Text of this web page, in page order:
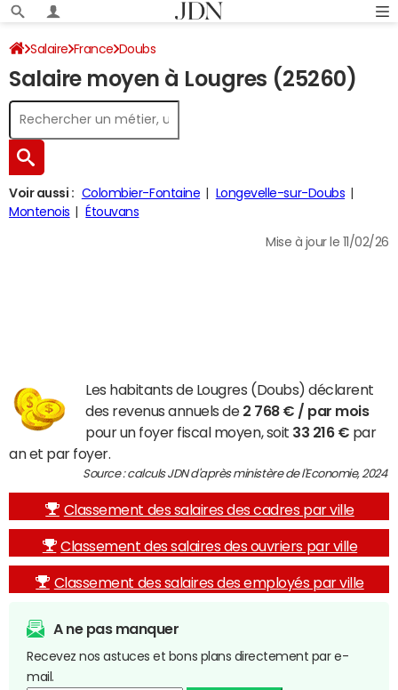
Salaire France Doubs
Salaire moyen à Lougres (25260)
Voir aussi : Colombier-Fontaine
Longevelle-sur-Doubs
Montenois
Étouvans
Mise à jour le 11/02/26
Les habitants de Lougres (Doubs) déclarent
des revenus annuels de 2 768 € / par mois
pour un foyer fiscal moyen, soit 33 216 € par
an et par foyer.
Source : calculs JDN d'après ministère de l'Economie, 2024
Classement des salaires des cadres par ville
Classement des salaires des ouvriers par ville
Classement des salaires des employés par ville
A ne pas manquer
Recevez nos astuces et bons plans directement par e-
mail.